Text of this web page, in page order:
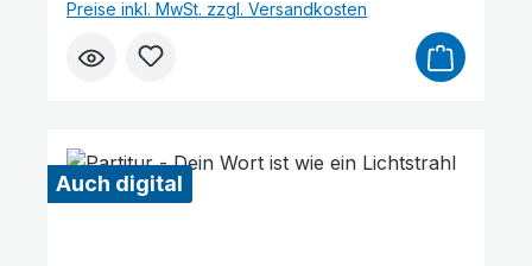
Lieferzeit beträgt ca. 7 Werktage, da dieser
Artikel erst nach Bestellung gedruckt
Preise inkl. MwSt. zzgl. Versandkosten
Auch digital